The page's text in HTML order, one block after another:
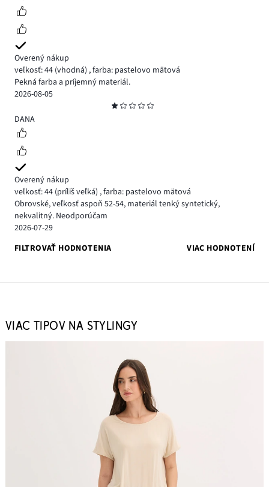
Overený nákup
veľkosť: 44 (vhodná) ,farba: pastelovo mätová
Pekná farba a príjemný materiál.
2026-08-05
1
DANA
Overený nákup
veľkosť: 44 (príliš veľká) ,farba: pastelovo mätová
Obrovské, veľkosť aspoň 52-54, materiál tenký syntetický,
nekvalitný. Neodporúčam
2026-07-29
FILTROVAŤ HODNOTENIA
VIAC HODNOTENÍ
VIAC TIPOV NA STYLINGY